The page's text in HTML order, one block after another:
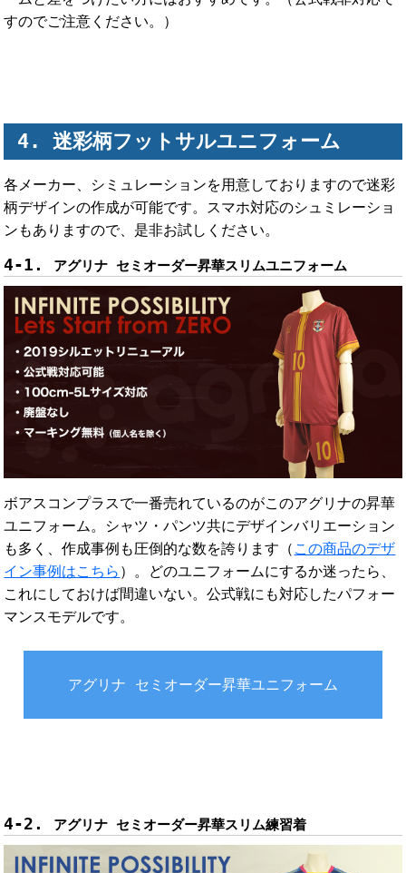
すのでご注意ください。）
迷彩柄フットサルユニフォーム
各メーカー、シミュレーションを用意しておりますので迷彩
柄デザインの作成が可能です。スマホ対応のシュミレーショ
ンもありますので、是非お試しください。
アグリナ セミオーダー昇華スリムユニフォーム
ボアスコンプラスで一番売れているのがこのアグリナの昇華
ユニフォーム。シャツ・パンツ共にデザインバリエーション
も多く、作成事例も圧倒的な数を誇ります（ この商品のデザ
イン事例はこちら ）。どのユニフォームにするか迷ったら、
これにしておけば間違いない。公式戦にも対応したパフォー
マンスモデルです。
アグリナ セミオーダー昇華ユニフォーム
アグリナ セミオーダー昇華スリム練習着